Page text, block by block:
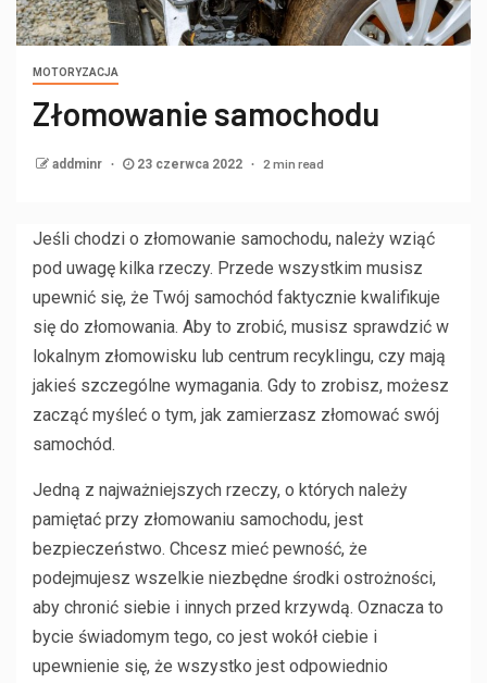
MOTORYZACJA
Złomowanie samochodu
addminr 23 czerwca 2022 2 min read
Jeśli chodzi o złomowanie samochodu, należy wziąć
pod uwagę kilka rzeczy. Przede wszystkim musisz
upewnić się, że Twój samochód faktycznie kwalifikuje
się do złomowania. Aby to zrobić, musisz sprawdzić w
lokalnym złomowisku lub centrum recyklingu, czy mają
jakieś szczególne wymagania. Gdy to zrobisz, możesz
zacząć myśleć o tym, jak zamierzasz złomować swój
samochód.
Jedną z najważniejszych rzeczy, o których należy
pamiętać przy złomowaniu samochodu, jest
bezpieczeństwo. Chcesz mieć pewność, że
podejmujesz wszelkie niezbędne środki ostrożności,
aby chronić siebie i innych przed krzywdą. Oznacza to
bycie świadomym tego, co jest wokół ciebie i
upewnienie się, że wszystko jest odpowiednio